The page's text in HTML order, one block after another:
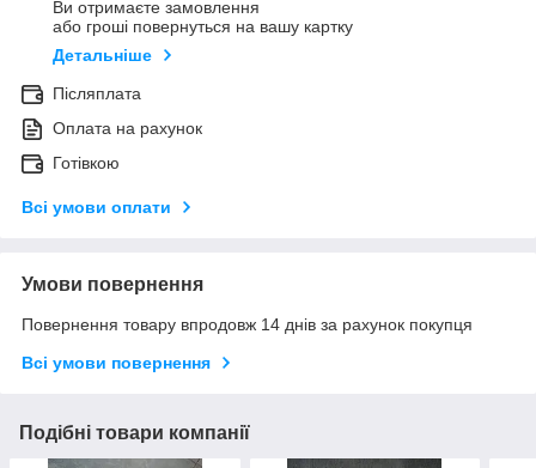
Ви отримаєте замовлення
або гроші повернуться на вашу картку
Детальніше
Післяплата
Оплата на рахунок
Готівкою
Всі умови оплати
Умови повернення
Повернення товару впродовж 14 днів за рахунок покупця
Всі умови повернення
Подібні товари компанії